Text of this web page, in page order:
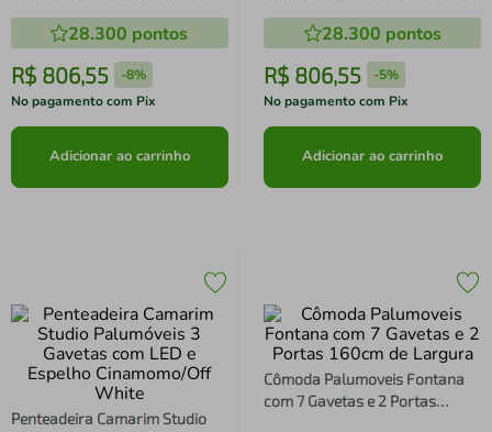
28.300 pontos
R$ 806,55 -8%
No pagamento com Pix
Adicionar ao carrinho
28.300 pontos
R$ 806,55 -5%
No pagamento com Pix
Adicionar ao carrinho
Penteadeira Camarim Studio
Cômoda Palumoveis Fontana
com 7 Gavetas e 2 Portas